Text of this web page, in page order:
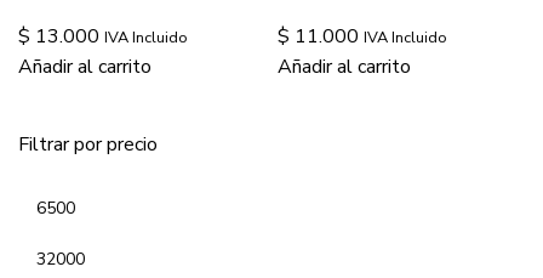
Filtrar por precio
$ 13.000 IVA Incluido
Añadir al carrito
$ 11.000 IVA Incluido
Añadir al carrito